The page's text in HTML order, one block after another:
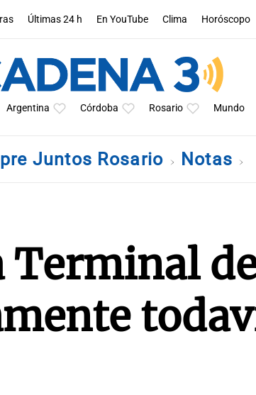
Últimas 24 h En YouTube Clima Horóscopo
Argentina Córdoba Rosario Mundo
Juntos Rosario Notas
Terminal